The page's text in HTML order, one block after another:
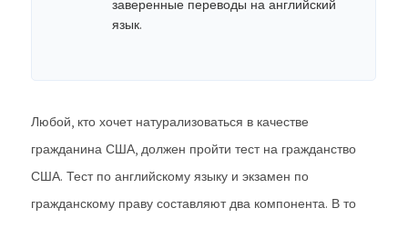
заверенные переводы на английский
язык.
Любой, кто хочет натурализоваться в качестве
гражданина США, должен пройти тест на гражданство
США. Тест по английскому языку и экзамен по
гражданскому праву составляют два компонента. В то